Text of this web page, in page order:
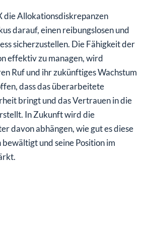
die Allokationsdiskrepanzen
darauf, einen reibungslosen und
sicherzustellen. Die Fähigkeit der
effektiv zu managen, wird
Ruf und ihr zukünftiges Wachstum
dass das überarbeitete
bringt und das Vertrauen in die
In Zukunft wird die
davon abhängen, wie gut es diese
und seine Position im